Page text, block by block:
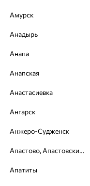
Доставка и оплата
Гарантия и возврат
64% 64%
Амурск
Анадырь
Анапа
Анапская
Анастасиевка
Ангарск
Анжеро-Судженск
Апастово, Апастовский район
Апатиты